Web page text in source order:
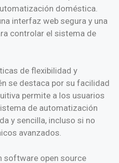
doméstica.
interfaz web segura y una
controlar el sistema de
de flexibilidad y
se destaca por su facilidad
permite a los usuarios
de automatización
y sencilla, incluso si no
avanzados.
software open source